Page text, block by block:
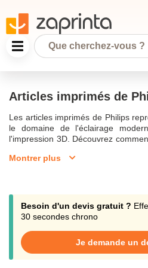
Articles imprimés de
Les articles imprimés de Philips
le domaine de l'éclairage
l'impression 3D. Découvrez
leur conception personnalisée.
propose des solutions d'éclairage
notamment les downlights et
n'importe quel
luminaires en polycarbonate
énergétiques. Le processus de
solution d'éclairage
Montrer plus
Besoin d'un devis gratuit ?
30 secondes chrono
Je demande un